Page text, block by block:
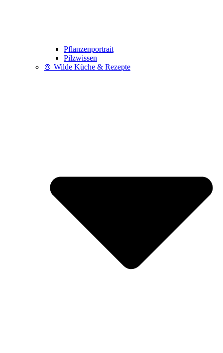
Pflanzenportrait
Pilzwissen
🍲 Wilde Küche & Rezepte